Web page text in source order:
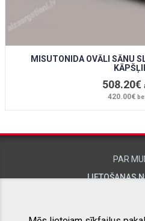
MISUTONIDA OVĀLI SĀNU
508.20€
420.00€
PAR
LIETOŠANAS